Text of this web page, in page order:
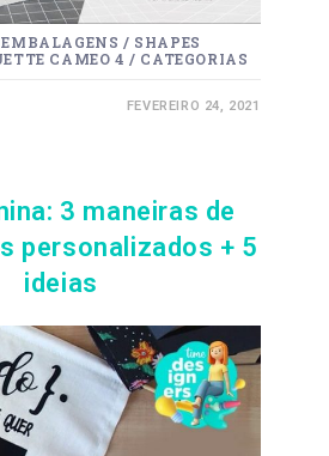
EMBALAGENS / SHAPES
CAMEO 4 / CATEGORIAS
FEVEREIRO 24, 2021
3 maneiras de
personalizados + 5
ideias